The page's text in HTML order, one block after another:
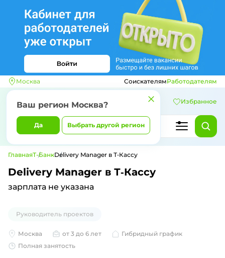
Москва
Ваш регион Москва?
Да Выбрать другой регион
СоискателямРаботодателям
Избранное
ГлавнаяТ-БанкDelivery Manager в Т‑Кассу
Delivery Manager в Т‑Кассу
зарплата не указана
Руководитель проектов
Москва от 3 до 6 лет
Гибридный график
Полная занятость